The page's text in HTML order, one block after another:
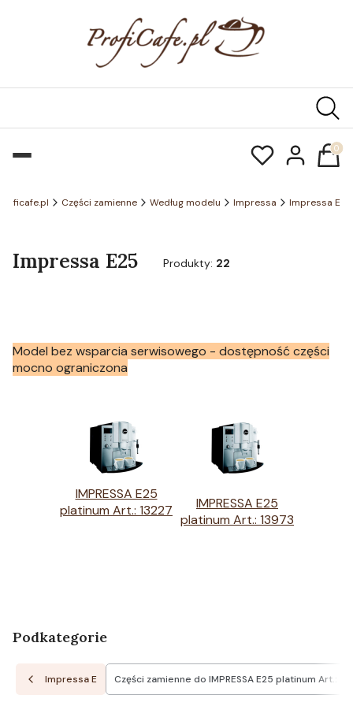
Części zamienne Według modelu Impressa Impressa E
Impressa E25 Produkty: 22
Model bez wsparcia serwisowego - dostępność części
mocno ograniczona
IMPRESSA E25
platinum Art.: 13227
IMPRESSA E25
platinum Art.: 13973
Podkategorie
Impressa E Części zamienne do IMPRESSA E25 platinum Art.: